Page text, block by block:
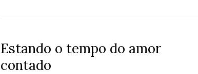
Estando o tempo do amor
contado